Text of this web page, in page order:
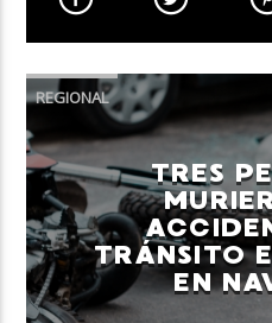
TÍTULO
ARTISTA
Neiva Estereo
REGIONAL
TRES
TRÁNSITO
EN